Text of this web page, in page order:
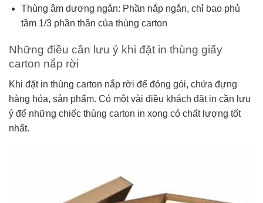
Thùng âm dương ngắn: Phần nắp ngắn, chỉ bao phủ
tầm 1/3 phần thân của thùng carton
Những điều cần lưu ý khi đặt in thùng giấy
carton nắp rời
Khi đặt in thùng carton nắp rời để đóng gói, chứa đựng
hàng hóa, sản phẩm. Có một vài điều khách đặt in cần lưu
ý để những chiếc thùng carton in xong có chất lượng tốt
nhất.